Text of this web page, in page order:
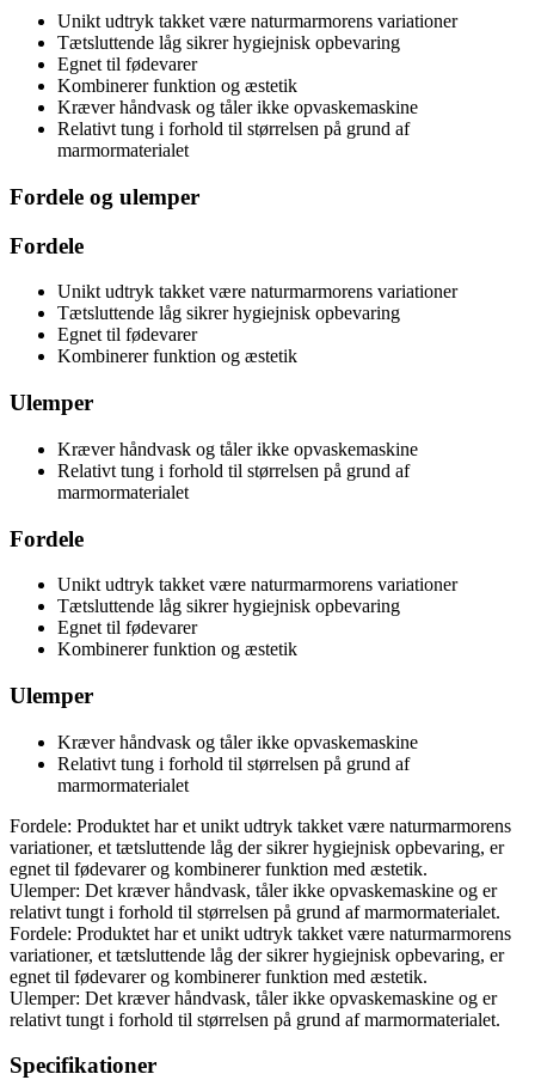
Unikt udtryk takket være naturmarmorens variationer
Tætsluttende låg sikrer hygiejnisk opbevaring
Egnet til fødevarer
Kombinerer funktion og æstetik
Kræver håndvask og tåler ikke opvaskemaskine
Relativt tung i forhold til størrelsen på grund af
marmormaterialet
Fordele og ulemper
Fordele
Unikt udtryk takket være naturmarmorens variationer
Tætsluttende låg sikrer hygiejnisk opbevaring
Egnet til fødevarer
Kombinerer funktion og æstetik
Ulemper
Kræver håndvask og tåler ikke opvaskemaskine
Relativt tung i forhold til størrelsen på grund af
marmormaterialet
Fordele
Unikt udtryk takket være naturmarmorens variationer
Tætsluttende låg sikrer hygiejnisk opbevaring
Egnet til fødevarer
Kombinerer funktion og æstetik
Ulemper
Kræver håndvask og tåler ikke opvaskemaskine
Relativt tung i forhold til størrelsen på grund af
marmormaterialet
Fordele: Produktet har et unikt udtryk takket være naturmarmorens
variationer, et tætsluttende låg der sikrer hygiejnisk opbevaring, er
egnet til fødevarer og kombinerer funktion med æstetik.
Ulemper: Det kræver håndvask, tåler ikke opvaskemaskine og er
relativt tungt i forhold til størrelsen på grund af marmormaterialet.
Fordele: Produktet har et unikt udtryk takket være naturmarmorens
variationer, et tætsluttende låg der sikrer hygiejnisk opbevaring, er
egnet til fødevarer og kombinerer funktion med æstetik.
Ulemper: Det kræver håndvask, tåler ikke opvaskemaskine og er
relativt tungt i forhold til størrelsen på grund af marmormaterialet.
Specifikationer